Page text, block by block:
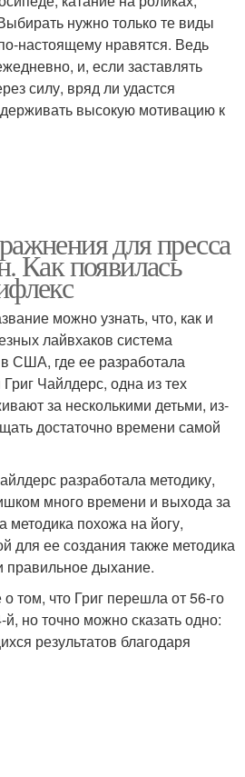
нужно только те виды
настоящему нравятся. Ведь
и, если заставлять
силу, вряд ли удастся
высокую мотивацию к
для пресса
Как появилась
можно узнать, что, как и
лайвхаков система
США, где ее разработала
Чайлдерс, одна из тех
за несколькими детьми, из-
достаточно времени самой
разработала методику,
много времени и выхода за
методика похожа на йогу,
для ее создания также методика
правильное дыхание.
том, что Григ перешла от 56-го
но точно можно сказать одно:
результатов благодаря